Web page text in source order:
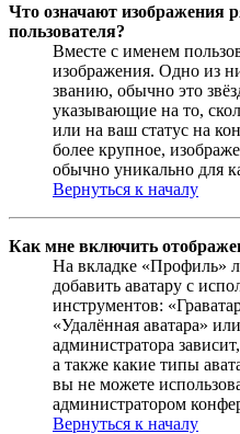
Что означают изображения
пользователя?
Вместе с именем
изображения. Одно из
званию, обычно это
указывающие на то,
или на ваш статус на
более крупное,
обычно уникально для
Вернуться к началу
Как мне включить
На вкладке «Профиль»
добавить аватару с
инструментов:
«Удалённая аватара»
администратора
а также какие типы
вы не можете
администратором
Вернуться к началу